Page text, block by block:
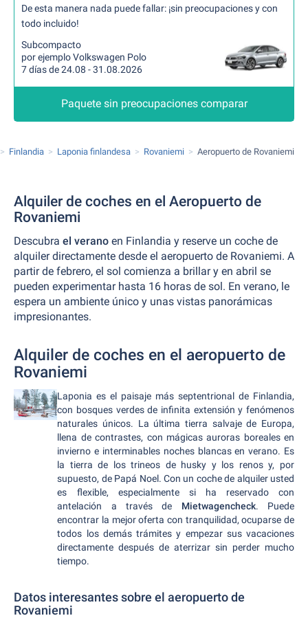
De esta manera nada puede fallar: ¡sin preocupaciones y con
todo incluido!
Subcompacto
por ejemplo Volkswagen Polo
7 días de 24.08 - 31.08.2026
Paquete sin preocupaciones comparar
Finlandia Laponia finlandesa Rovaniemi Aeropuerto de Rovaniemi
Alquiler de coches en el Aeropuerto de
Rovaniemi
Descubra el verano en Finlandia y reserve un coche de
alquiler directamente desde el aeropuerto de Rovaniemi. A
partir de febrero, el sol comienza a brillar y en abril se
pueden experimentar hasta 16 horas de sol. En verano, le
espera un ambiente único y unas vistas panorámicas
impresionantes.
Alquiler de coches en el aeropuerto de
Rovaniemi
Laponia es el paisaje más septentrional de Finlandia,
con bosques verdes de infinita extensión y fenómenos
naturales únicos. La última tierra salvaje de Europa,
llena de contrastes, con mágicas auroras boreales en
invierno e interminables noches blancas en verano. Es
la tierra de los trineos de husky y los renos y, por
supuesto, de Papá Noel. Con un coche de alquiler usted
es flexible, especialmente si ha reservado con
antelación a través de Mietwagencheck. Puede
encontrar la mejor oferta con tranquilidad, ocuparse de
todos los demás trámites y empezar sus vacaciones
directamente después de aterrizar sin perder mucho
tiempo.
Datos interesantes sobre el aeropuerto de
Rovaniemi